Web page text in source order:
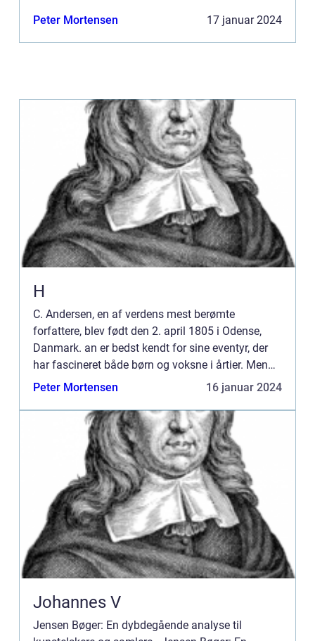
ned i samfundets dybder o...
Peter Mortensen 17 januar 2024
H
C. Andersen, en af verdens mest berømte
forfattere, blev født den 2. april 1805 i Odense,
Danmark. an er bedst kendt for sine eventyr, der
har fascineret både børn og voksne i årtier. Men
hvornår blev H.C. Andersen født, og hvorfor er det
Peter Mortensen 16 januar 2024
Johannes V
Jensen Bøger: En dybdegående analyse til